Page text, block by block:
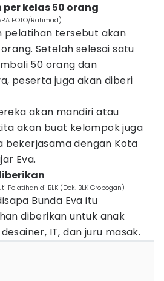
kelas 50 orang
FOTO/Rahmad)
pelatihan tersebut akan
Setelah selesai satu
50 orang dan
peserta juga akan diberi
akan mandiri atau
akan buat kelompok juga
bekerjasama dengan Kota
Eva.
di BLK (Dok. BLK Grobogan)
Bunda Eva itu
diberikan untuk anak
IT, dan juru masak.